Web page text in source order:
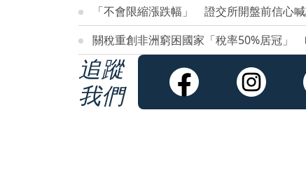
「不會限縮漲跌幅」 證交所開盤前信心
關稅重創非洲窮困國家「稅率50%居冠」
追蹤
我們